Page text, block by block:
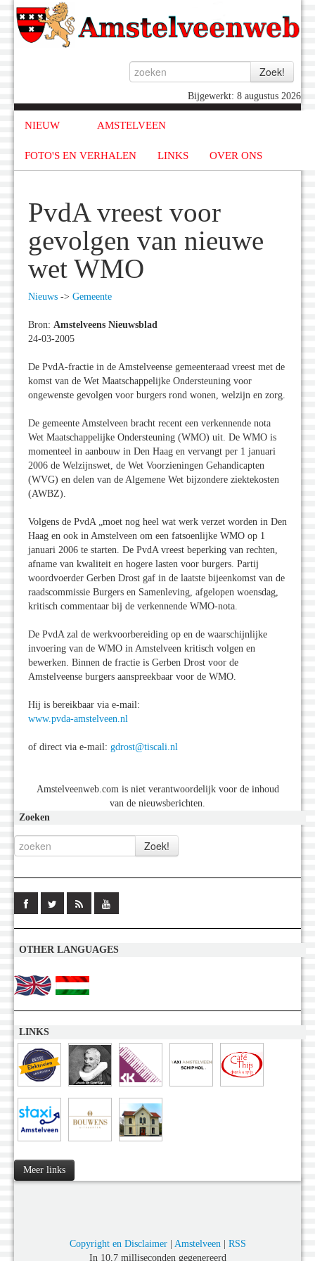
Bijgewerkt: 8 augustus 2026
NIEUW AMSTELVEEN
FOTO'S EN VERHALEN LINKS OVER ONS
PvdA vreest voor
gevolgen van nieuwe
wet WMO
Nieuws -> Gemeente
Bron: Amstelveens Nieuwsblad
24-03-2005
De PvdA-fractie in de Amstelveense gemeenteraad vreest met de
komst van de Wet Maatschappelijke Ondersteuning voor
ongewenste gevolgen voor burgers rond wonen, welzijn en zorg.
De gemeente Amstelveen bracht recent een verkennende nota
Wet Maatschappelijke Ondersteuning (WMO) uit. De WMO is
momenteel in aanbouw in Den Haag en vervangt per 1 januari
2006 de Welzijnswet, de Wet Voorzieningen Gehandicapten
(WVG) en delen van de Algemene Wet bijzondere ziektekosten
(AWBZ).
Volgens de PvdA „moet nog heel wat werk verzet worden in Den
Haag en ook in Amstelveen om een fatsoenlijke WMO op 1
januari 2006 te starten. De PvdA vreest beperking van rechten,
afname van kwaliteit en hogere lasten voor burgers. Partij
woordvoerder Gerben Drost gaf in de laatste bijeenkomst van de
raadscommissie Burgers en Samenleving, afgelopen woensdag,
kritisch commentaar bij de verkennende WMO-nota.
De PvdA zal de werkvoorbereiding op en de waarschijnlijke
invoering van de WMO in Amstelveen kritisch volgen en
bewerken. Binnen de fractie is Gerben Drost voor de
Amstelveense burgers aanspreekbaar voor de WMO.
Hij is bereikbaar via e-mail:
www.pvda-amstelveen.nl
of direct via e-mail: gdrost@tiscali.nl
Amstelveenweb.com is niet verantwoordelijk voor de inhoud
van de nieuwsberichten.
Zoeken
OTHER LANGUAGES
LINKS
Meer links
Copyright en Disclaimer| Amstelveen| RSS
In 10,7 milliseconden gegenereerd